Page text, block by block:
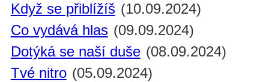
Když se přiblížíš (10.09.2024)
Co vydává hlas (09.09.2024)
Dotýká se naší duše (08.09.2024)
Tvé nitro (05.09.2024)